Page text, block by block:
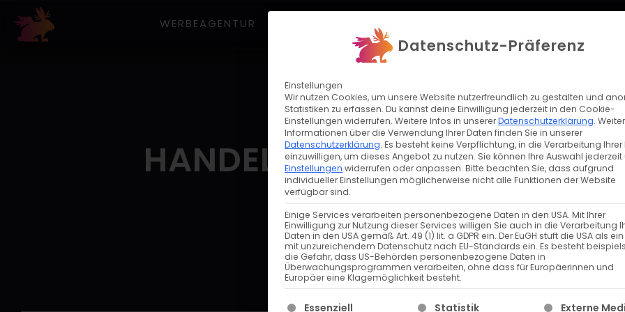
WERBEAGENTUR
//PROJEKT ← →
HANDELSVERBAND
BAYERN
Der Handelsverband
Einzelhandel und das
Deutschland. Als
Mitgliedsunternehmen
informiert über relevante
sich in politischen,
zugunsten der
Datenschutz-Präferenz
Einstellungen
Wir nutzen Cookies, um unsere Website nutzerfreundlich zu gestalten und
Statistiken zu erfassen. Du kannst deine Einwilligung jederzeit in den Cookie-
Einstellungen widerrufen. Weitere Infos in unsererDatenschutzerklärung.
Informationen über die Verwendung Ihrer Daten finden Sie in unserer
Datenschutzerklärung. Es besteht keine Verpflichtung, in die Verarbeitung Ihrer
einzuwilligen, um dieses Angebot zu nutzen. Sie können Ihre Auswahl jederzeit
Einstellungen widerrufen oder anpassen. Bitte beachten Sie, dass aufgrund
individueller Einstellungen möglicherweise nicht alle Funktionen der Website
verfügbar sind.
Einige Services verarbeiten personenbezogene Daten in den USA. Mit Ihrer
Einwilligung zur Nutzung dieser Services willigen Sie auch in die Verarbeitung
Daten in den USA gemäß Art. 49 (1) lit. a GDPR ein. Der EuGH stuft die USA als
mit unzureichendem Datenschutz nach EU-Standards ein. Es besteht
die Gefahr, dass US-Behörden personenbezogene Daten in
Überwachungsprogrammen verarbeiten, ohne dass für Europäerinnen und
Europäer eine Klagemöglichkeit besteht.
Es folgt eine Liste der Service-Gruppen, für die eine
Essenziell Statistik Externe